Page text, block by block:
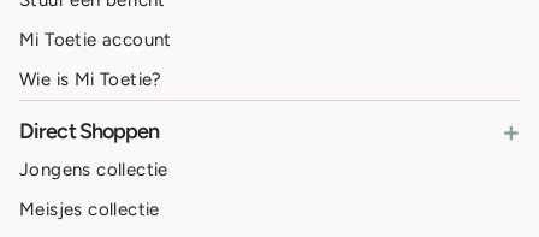
Mi Toetie account
Wie is Mi Toetie?
Direct Shoppen +
Jongens collectie
Meisjes collectie